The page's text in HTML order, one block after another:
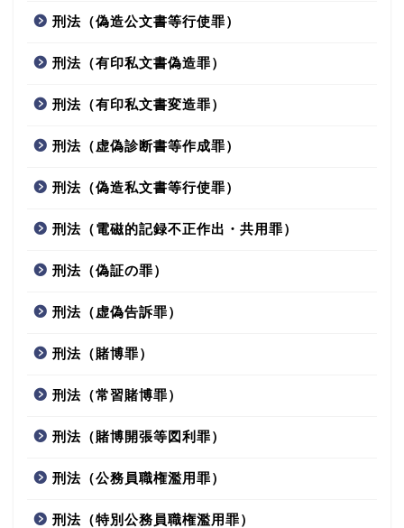
刑法（偽造公文書等行使罪）
刑法（有印私文書偽造罪）
刑法（有印私文書変造罪）
刑法（虚偽診断書等作成罪）
刑法（偽造私文書等行使罪）
刑法（電磁的記録不正作出・共用罪）
刑法（偽証の罪）
刑法（虚偽告訴罪）
刑法（賭博罪）
刑法（常習賭博罪）
刑法（賭博開張等図利罪）
刑法（公務員職権濫用罪）
刑法（特別公務員職権濫用罪）